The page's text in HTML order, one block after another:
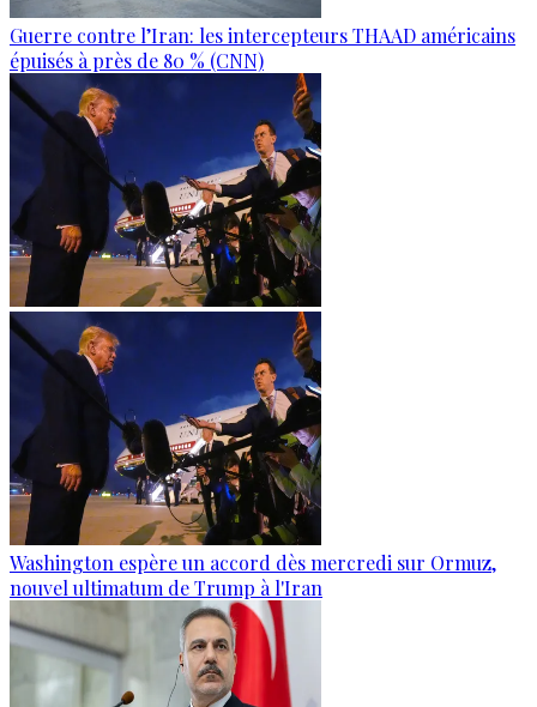
Guerre contre l’Iran: les intercepteurs THAAD américains
épuisés à près de 80 % (CNN)
Washington espère un accord dès mercredi sur Ormuz,
nouvel ultimatum de Trump à l'Iran